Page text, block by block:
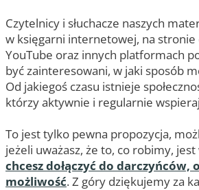
Czytelnicy i słuchacze naszych
w księgarni internetowej, na stronie
YouTube oraz innych platformach
być zainteresowani, w jaki sposób
Od jakiegoś czasu istnieje
którzy aktywnie i regularnie
To jest tylko pewna propozycja,
jeżeli uważasz, że to, co robimy,
chcesz dołączyć do darczyńców,
możliwość. Z góry dziękujemy za